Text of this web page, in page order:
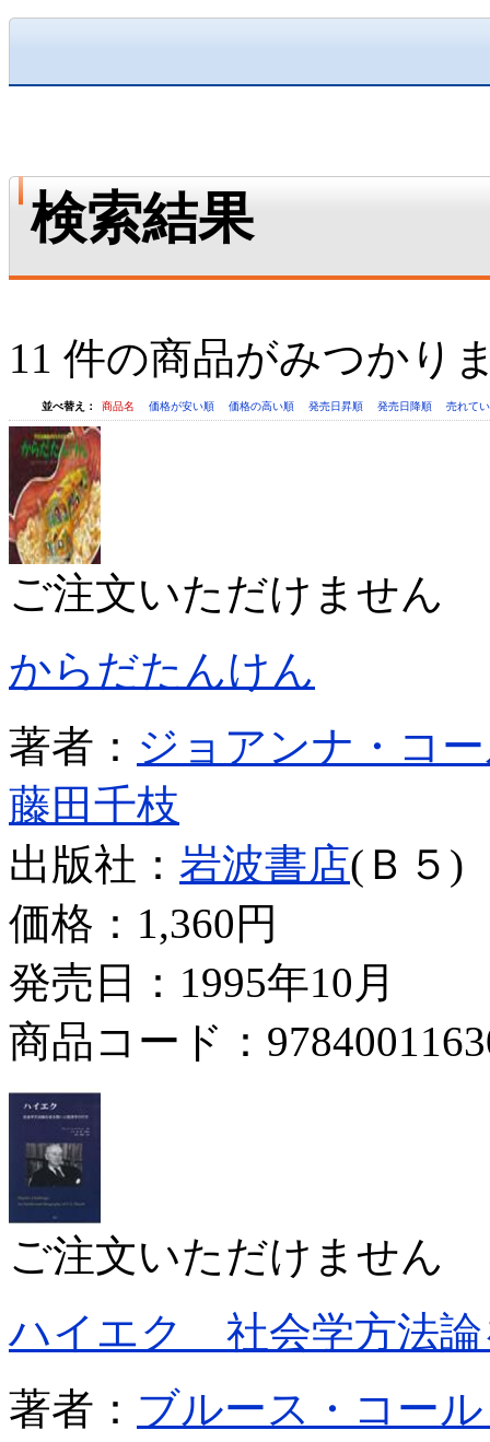
検索結果
11 件の商品がみつかり
並べ替え： 商品名 価格が安い順 価格の高い順 発売日昇順 発売日降順 売れて
ご注文いただけません
からだたんけん
著者： ジョアンナ・コ
藤田千枝
出版社： 岩波書店(Ｂ５)
価格： 1,360円
発売日：1995年10月
商品コード：
ご注文いただけません
ハイエク 社会学方法論
著者： ブルース・コー